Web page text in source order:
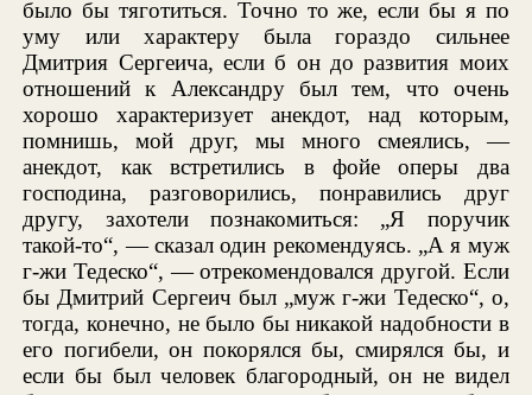
было бы тяготиться. Точно то же, если бы я по
уму или характеру была гораздо сильнее
Дмитрия Сергеича, если б он до развития моих
отношений к Александру был тем, что очень
хорошо характеризует анекдот, над которым,
помнишь, мой друг, мы много смеялись, —
анекдот, как встретились в фойе оперы два
господина, разговорились, понравились друг
другу, захотели познакомиться: „Я поручик
такой-то“, — сказал один рекомендуясь. „А я муж
г-жи Тедеско“, — отрекомендовался другой. Если
бы Дмитрий Сергеич был „муж г-жи Тедеско“, о,
тогда, конечно, не было бы никакой надобности в
его погибели, он покорялся бы, смирялся бы, и
если бы был человек благородный, он не видел